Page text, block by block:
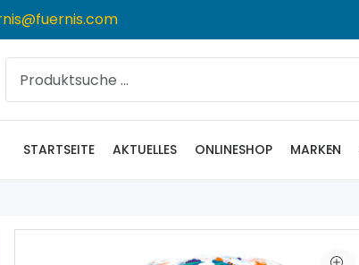
STARTSEITE AKTUELLES ONLINESHOP MARKEN